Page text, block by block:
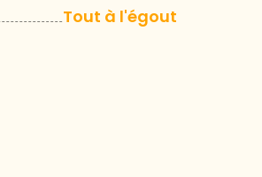
Tout à l'égout